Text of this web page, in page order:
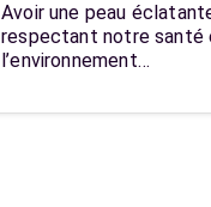
Avoir une peau
respectant notre santé
l’environnement…